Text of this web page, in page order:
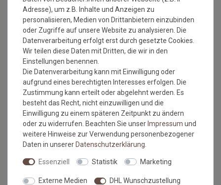
Versandkostenfrei*
PVC Boden Tarkett Exclusive
240 Retro Almeria Black 4m
Grundpreis:26,75 €/m2
inkl. ges. MwSt.
Versandkostenfrei*
Versandkostenfrei*
PVC Boden Tarkett Exclusive
Grundpreis:26,75 €
inkl. ges. MwSt.
Versandkostenfrei*
Adresse), um z.B. Inhalte und Anzeigen zu
personalisieren, Medien von Drittanbietern einzubinden
oder Zugriffe auf unsere Website zu analysieren. Die
Datenverarbeitung erfolgt erst durch gesetzte Cookies.
Wir teilen diese Daten mit Dritten, die wir in den
Einstellungen benennen.
Die Datenverarbeitung kann mit Einwilligung oder
aufgrund eines berechtigten Interesses erfolgen. Die
Zustimmung kann erteilt oder abgelehnt werden. Es
besteht das Recht, nicht einzuwilligen und die
Einwilligung zu einem späteren Zeitpunkt zu ändern
oder zu widerrufen. Beachten Sie unserImpressum und
weitere Hinweise zur Verwendung personenbezogener
Daten in unsererDaten­schutz­erklärung
Essenziell Statistik Marketing
Externe Medien DHL Wunschzustellung